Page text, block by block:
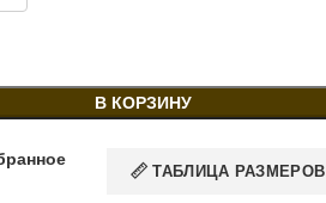
В КОРЗИНУ
ТАБЛИЦА РАЗМЕРОВ